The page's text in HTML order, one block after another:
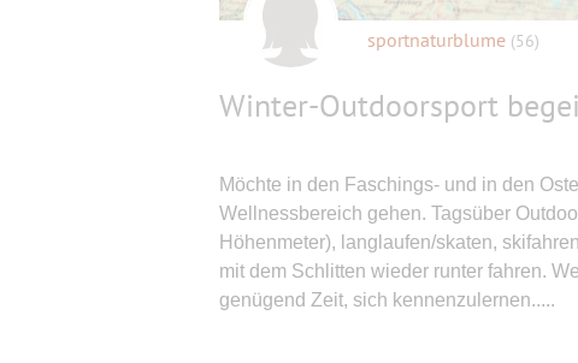
sportnaturblume (56)
Winter-Outdoorsport
Möchte in den Faschings- und in den
Wellnessbereich gehen. Tagsüber
Höhenmeter), langlaufen/skaten,
mit dem Schlitten wieder runter fahren.
genügend Zeit, sich kennenzulernen.....